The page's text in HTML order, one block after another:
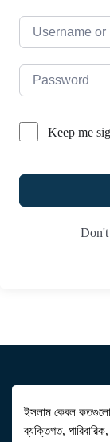
Keep me
Don't
ইসলাম কেবল কতগুলো
ব্যক্তিগত,